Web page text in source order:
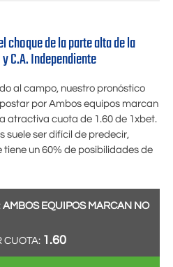
de la parte alta de la
C.A. Independiente
al campo, nuestro pronóstico
por Ambos equipos marcan
atractiva cuota de 1.60 de 1xbet.
suele ser difícil de predecir,
tiene un 60% de posibilidades de
AMBOS EQUIPOS MARCAN NO
CUOTA: 1.60